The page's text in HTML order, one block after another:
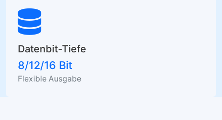
Datenbit-Tiefe
8/12/16 Bit
Flexible Ausgabe